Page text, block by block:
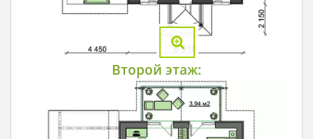
Второй этаж: